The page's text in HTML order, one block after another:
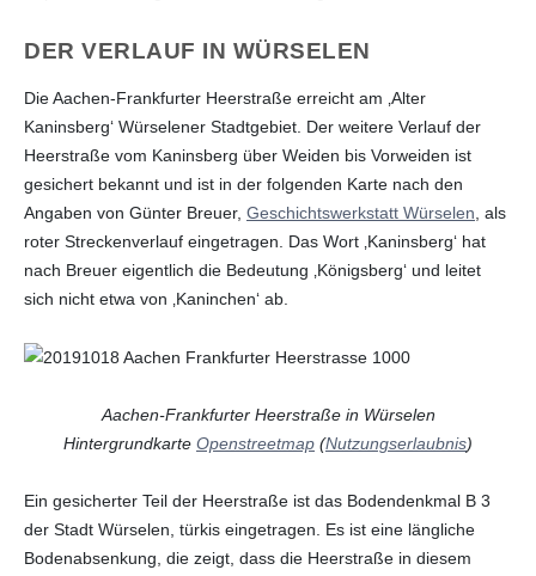
DER VERLAUF IN WÜRSELEN
Die Aachen-Frankfurter Heerstraße erreicht am ‚Alter
Kaninsberg‘ Würselener Stadtgebiet. Der weitere Verlauf der
Heerstraße vom Kaninsberg über Weiden bis Vorweiden ist
gesichert bekannt und ist in der folgenden Karte nach den
Angaben von Günter Breuer, Geschichtswerkstatt Würselen , als
roter Streckenverlauf eingetragen. Das Wort ‚Kaninsberg‘ hat
nach Breuer eigentlich die Bedeutung ‚Königsberg‘ und leitet
sich nicht etwa von ‚Kaninchen‘ ab.
Aachen-Frankfurter Heerstraße in Würselen
Hintergrundkarte Openstreetmap (Nutzungserlaubnis)
Ein gesicherter Teil der Heerstraße ist das Bodendenkmal B 3
der Stadt Würselen, türkis eingetragen. Es ist eine längliche
Bodenabsenkung, die zeigt, dass die Heerstraße in diesem